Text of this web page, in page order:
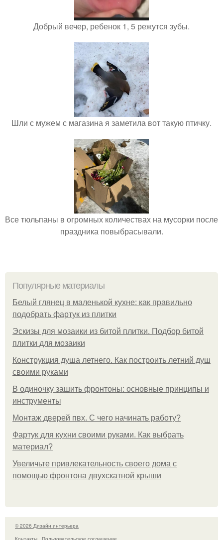
Добрый вечер, ребенок 1, 5 режутся зубы.
Шли с мужем с магазина я заметила вот такую птичку.
Все тюльпаны в огромных количествах на мусорки после
праздника повыбрасывали.
Популярные материалы
Белый глянец в маленькой кухне: как правильно
подобрать фартук из плитки
Эскизы для мозаики из битой плитки. Подбор битой
плитки для мозаики
Конструкция душа летнего. Как построить летний душ
своими руками
В одиночку зашить фронтоны: основные принципы и
инструменты
Монтаж дверей пвх. С чего начинать работу?
Фартук для кухни своими руками. Как выбрать
материал?
Увеличьте привлекательность своего дома с
помощью фронтона двухскатной крыши
© 2026 Дизайн интерьера
Контакты
Пользовательское соглашение